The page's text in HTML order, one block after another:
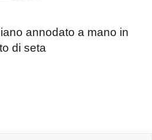
annodato a mano in
di seta